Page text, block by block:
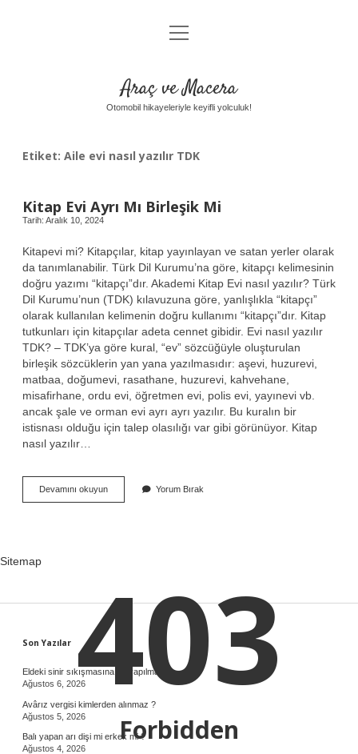
Anasayfa
Yasal Uyarı
menüyü
aç
Araç ve Macera
Otomobil hikayeleriyle keyifli yolculuk!
Etiket: Aile evi nasıl yazılır TDK
Kitap Evi Ayrı Mı Birleşik Mi
Tarih: Aralık 10, 2024
Kitapevi mi? Kitapçılar, kitap yayınlayan ve satan yerler olarak
da tanımlanabilir. Türk Dil Kurumu’na göre, kitapçı kelimesinin
doğru yazımı “kitapçı”dır. Akademi Kitap Evi nasıl yazılır? Türk
Dil Kurumu’nun (TDK) kılavuzuna göre, yanlışlıkla “kitapçı”
olarak kullanılan kelimenin doğru kullanımı “kitapçı”dır. Kitap
tutkunları için kitapçılar adeta cennet gibidir. Evi nasıl yazılır
TDK? – TDK’ya göre kural, “ev” sözcüğüyle oluşturulan
birleşik sözcüklerin yan yana yazılmasıdır: aşevi, huzurevi,
matbaa, doğumevi, rasathane, huzurevi, kahvehane,
misafirhane, ordu evi, öğretmen evi, polis evi, yayınevi vb.
ancak şale ve orman evi ayrı ayrı yazılır. Bu kuralın bir
istisnası olduğu için talep olasılığı var gibi görünüyor. Kitap
nasıl yazılır…
Devamını okuyunKitap
Evi
Yorum Bırak
Sitemap
Sidebar
Son Yazılar
Eldeki sinir sıkışmasına ne yapılmalı ?
Ağustos 6, 2026
Avârız vergisi kimlerden alınmaz ?
Ağustos 5, 2026
Balı yapan arı dişi mi erkek mi ?
Ağustos 4, 2026
403
Forbidden